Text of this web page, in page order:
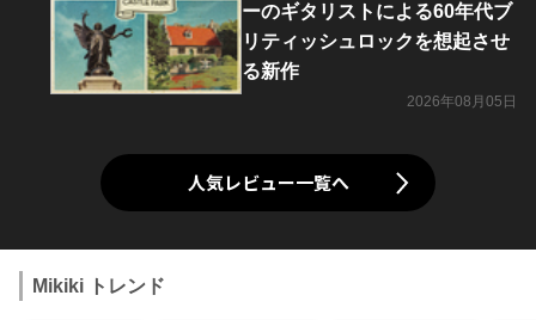
ーのギタリストによる60年代ブ
リティッシュロックを想起させ
る新作
2026年08月05日
人気レビュー一覧へ
Mikiki トレンド